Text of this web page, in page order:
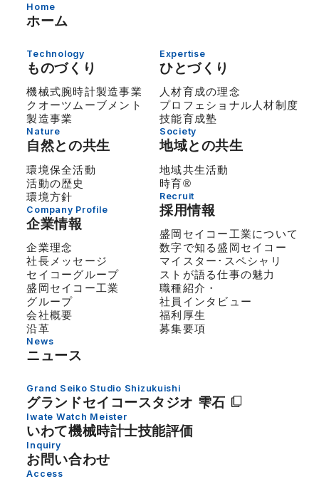
Home
ホーム
Technology
ものづくり
機械式腕時計製造事業
クオーツムーブメント
製造事業
Nature
自然との共生
環境保全活動
活動の歴史
環境方針
Company Profile
企業情報
企業理念
社長メッセージ
セイコーグループ
盛岡セイコー工業
グループ
会社概要
沿革
News
ニュース
Expertise
ひとづくり
人材育成の理念
プロフェショナル人材制度
技能育成塾
Society
地域との共生
地域共生活動
時育®
Recruit
採用情報
盛岡セイコー工業について
数字で知る盛岡セイコー
マイスター･スペシャリ
ストが語る仕事の魅力
職種紹介・
社員インタビュー
福利厚生
募集要項
Grand Seiko Studio Shizukuishi
グランドセイコースタジオ 雫石
Iwate Watch Meister
いわて機械時計士技能評価
Inquiry
お問い合わせ
Access